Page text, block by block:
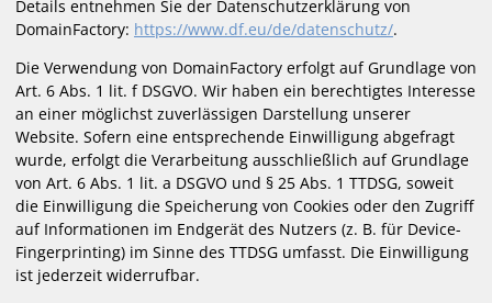
Details entnehmen Sie der Datenschutzerklärung von
DomainFactory: https://www.df.eu/de/datenschutz/.
Die Verwendung von DomainFactory erfolgt auf Grundlage von
Art. 6 Abs. 1 lit. f DSGVO. Wir haben ein berechtigtes Interesse
an einer möglichst zuverlässigen Darstellung unserer
Website. Sofern eine entsprechende Einwilligung abgefragt
wurde, erfolgt die Verarbeitung ausschließlich auf Grundlage
von Art. 6 Abs. 1 lit. a DSGVO und § 25 Abs. 1 TTDSG, soweit
die Einwilligung die Speicherung von Cookies oder den Zugriff
auf Informationen im Endgerät des Nutzers (z. B. für Device-
Fingerprinting) im Sinne des TTDSG umfasst. Die Einwilligung
ist jederzeit widerrufbar.